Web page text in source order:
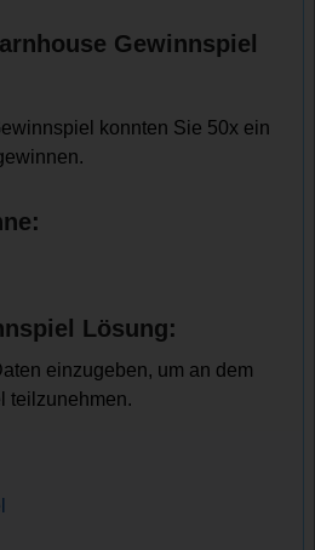
Gewinnspiel
konnten Sie 50x ein
Lösung:
einzugeben, um an dem
teilzunehmen.